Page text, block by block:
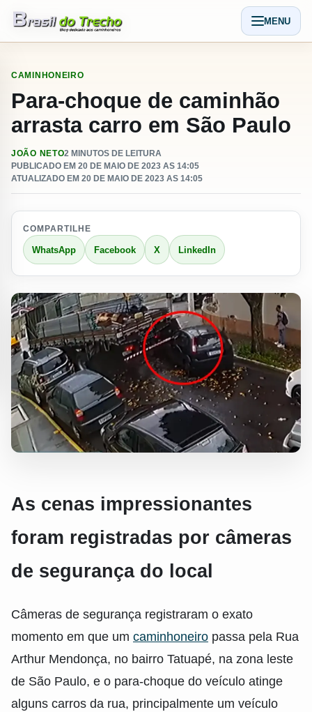
Abrir
MENU
CAMINHONEIRO
Para-choque de caminhão
arrasta carro em São Paulo
JOÃO NETO2 MINUTOS DE LEITURA
PUBLICADO EM 20 DE MAIO DE 2023 AS 14:05
ATUALIZADO EM 20 DE MAIO DE 2023 AS 14:05
COMPARTILHE
WhatsApp Facebook X LinkedIn
As cenas impressionantes
foram registradas por câmeras
de segurança do local
Câmeras de segurança registraram o exato
momento em que um caminhoneiro passa pela Rua
Arthur Mendonça, no bairro Tatuapé, na zona leste
de São Paulo, e o para-choque do veículo atinge
alguns carros da rua, principalmente um veículo